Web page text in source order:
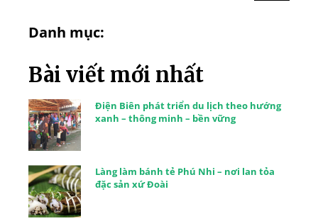
Danh mục:
Bài viết mới nhất
Điện Biên phát triển du lịch theo hướng
xanh – thông minh – bền vững
Làng làm bánh tẻ Phú Nhi – nơi lan tỏa
đặc sản xứ Đoài